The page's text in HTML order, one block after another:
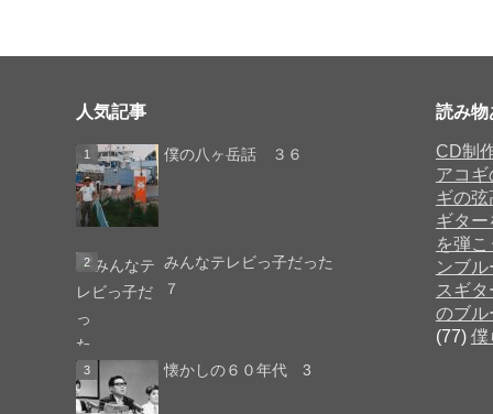
人気記事
僕の八ヶ岳話 ３６
みんなテレビっ子だった
７
懐かしの６０年代 3
読み物
CD制
アコ
ギの
ギタ
を弾
ンブ
スギ
のブル
(77) 僕